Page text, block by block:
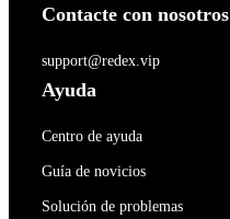
Contacte con nosotros
support@redex.vip
Ayuda
Centro de ayuda
Guía de novicios
Solución de problemas